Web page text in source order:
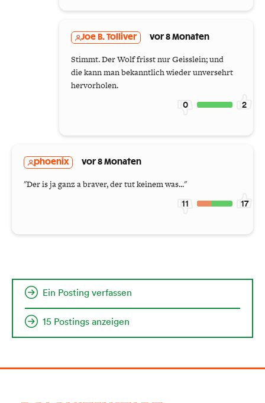
Joe B. Tolliver vor 8 Monaten
Stimmt. Der Wolf frisst nur Geisslein; und
die kann man bekanntlich wieder unversehrt
hervorholen.
0 2
phoenix vor 8 Monaten
"Der is ja ganz a braver, der tut keinem was..."
11 17
Ein Posting verfassen
15 Postings anzeigen